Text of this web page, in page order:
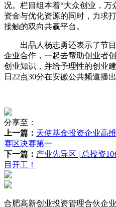
况。栏目组本着“大众创业，万
资金与优化资源的同时，力求
接触的双向共赢平台。
出品人杨志勇还表示了节
企业合作，一起去帮助创业者
创业知识，并给予理性的创业
日22点30分在安徽公共频道播出
分享至：
上一篇： 天使基金投资企业高
赛区决赛第一
下一篇： 产业先导区 | 总投资
目开工！
合肥高新创业投资管理合伙企业